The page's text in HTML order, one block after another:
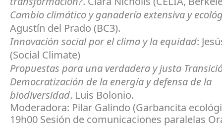
Cambio climático y ganadería extensiva y
Agustín del Prado (BC3).
Innovación social por el clima y la equidad:
(Social Climate)
Propuestas para una verdadera y justa
Democratización de la energía y defensa de la
biodiversidad. Luis Bolonio.
Moderadora: Pilar Galindo (Garbancita
19h00 Sesión de comunicaciones paralelas